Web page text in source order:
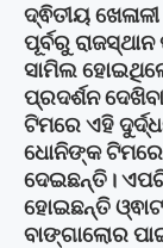
ଦ୍ଵିତୀୟ
ପୂର୍ବରୁ
ସାମିଲ
ପ୍ରଦର୍ଶନ
ଟିମରେ ଏହି
ଧୋନିଙ୍କ ଟିମରେ
ଦେଇଛନ୍ତି।
ହୋଇଛନ୍ତି
ବାଙ୍ଗାଲୋର